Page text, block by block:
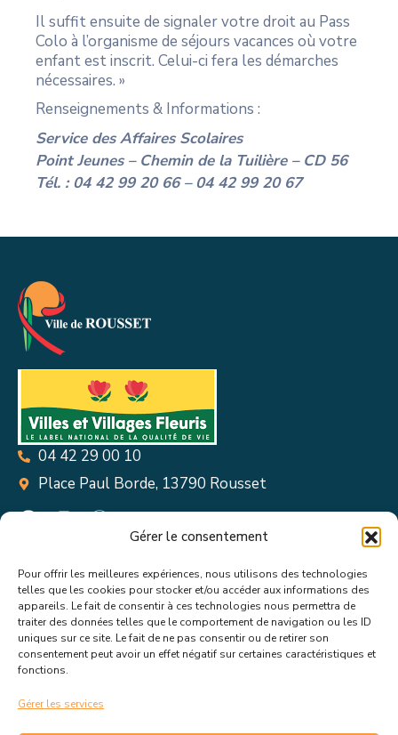
Gérer le consentement
Pour offrir les meilleures expériences, nous utilisons des technologies
telles que les cookies pour stocker et/ou accéder aux informations des
appareils. Le fait de consentir à ces technologies nous permettra de
traiter des données telles que le comportement de navigation ou les ID
uniques sur ce site. Le fait de ne pas consentir ou de retirer son
consentement peut avoir un effet négatif sur certaines caractéristiques et
fonctions.
Gérer les services
Il suffit ensuite de signaler votre droit au Pass
Colo à l’organisme de séjours vacances où votre
enfant est inscrit. Celui-ci fera les démarches
nécessaires. »
Renseignements & Informations :
Service des Affaires Scolaires
Point Jeunes – Chemin de la Tuilière – CD 56
Tél. : 04 42 99 20 66 – 04 42 99 20 67
04 42 29 00 10
Place Paul Borde, 13790 Rousset
Suivez toutes les informations &
actualités de votre ville !